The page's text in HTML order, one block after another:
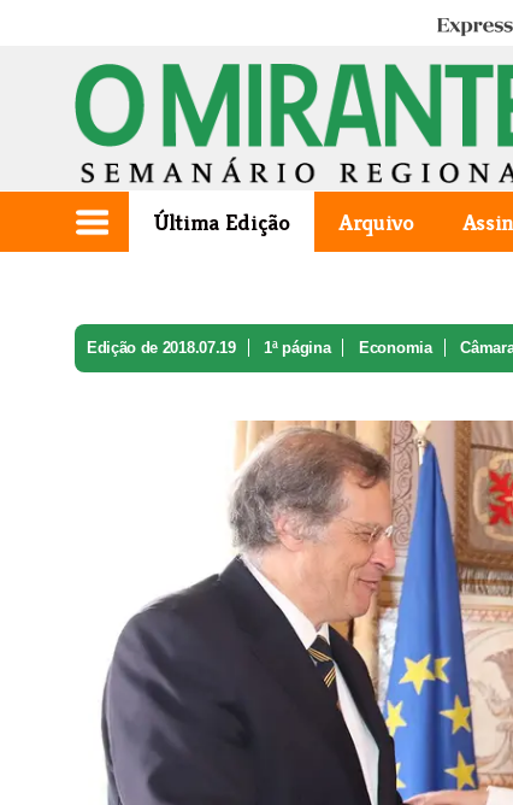
Expresso
Última Edição Arquivo
Edição de 2018.07.19 1ª página Economia